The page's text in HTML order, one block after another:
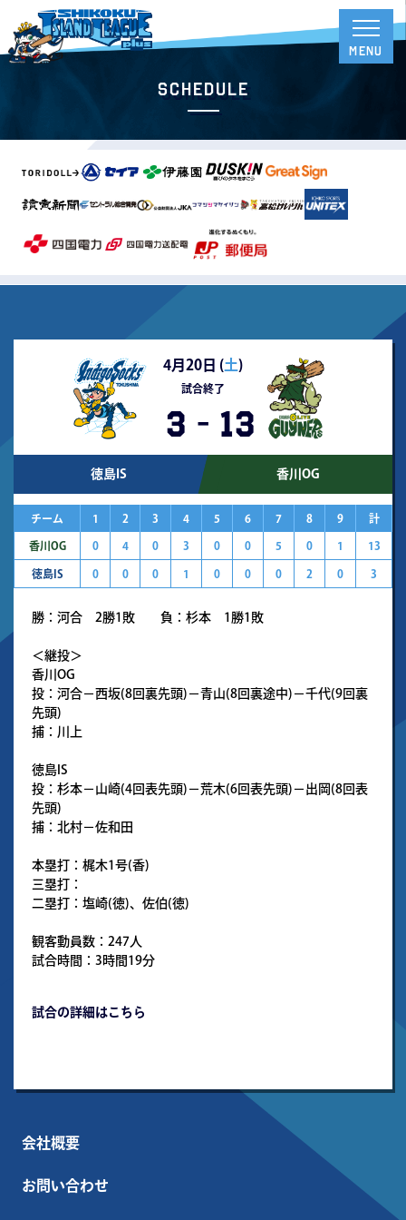
Schedule
4月20日 (土)
試合終了
3 - 13
徳島IS 香川OG
チーム 1 2 3 4 5 6 7 8 9 計
香川OG 0 4 0 3 0 0 5 0 1 13
徳島IS 0 0 0 1 0 0 0 2 0 3
勝：河合 2勝1敗 負：杉本 1勝1敗
＜継投＞
香川OG
投：河合－西坂(8回裏先頭)－青山(8回裏途中)－千代(9回裏
先頭)
捕：川上
徳島IS
投：杉本－山崎(4回表先頭)－荒木(6回表先頭)－出岡(8回表
先頭)
捕：北村－佐和田
本塁打：梶木1号(香)
三塁打：
二塁打：塩崎(徳)、佐伯(徳)
観客動員数：247人
試合時間：3時間19分
試合の詳細はこちら
会社概要
お問い合わせ